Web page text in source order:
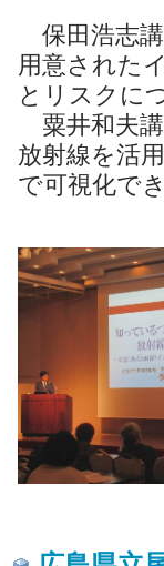
保田浩志
用意された
とリスクに
粟井和夫
放射線を活
で可視化で